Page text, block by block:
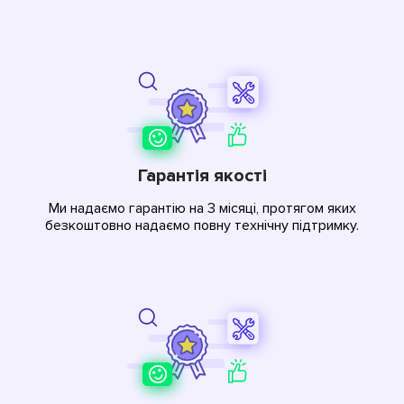
Гарантія якості
Ми надаємо гарантію на 3 місяці, протягом яких
безкоштовно надаємо повну технічну підтримку.